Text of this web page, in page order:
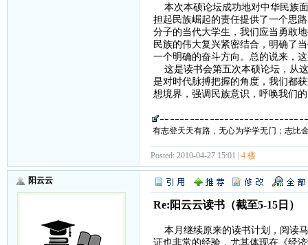
本次本硕论坛成功地对中华民族
担起民族崛起的责任提供了一个思
分子的当代大学生，我们应当勇敢
民族的伟大复兴紧密结合，明确了
一个明确的奋斗方向。总的说来，
这是读书会第五次本硕论坛，从
是对时代脉搏把握的角度，我们都
想境界，强调民族意识，呼唤我们
有志登天天有路，无心为学学无门；志比
Posted: 2010-04-27 15:01 | 4 楼
阳云云
Re:阳云云读书（截至5-15日）
本月继续原来的读书计划，阅读
证也非常的经验，尤其体现在《经